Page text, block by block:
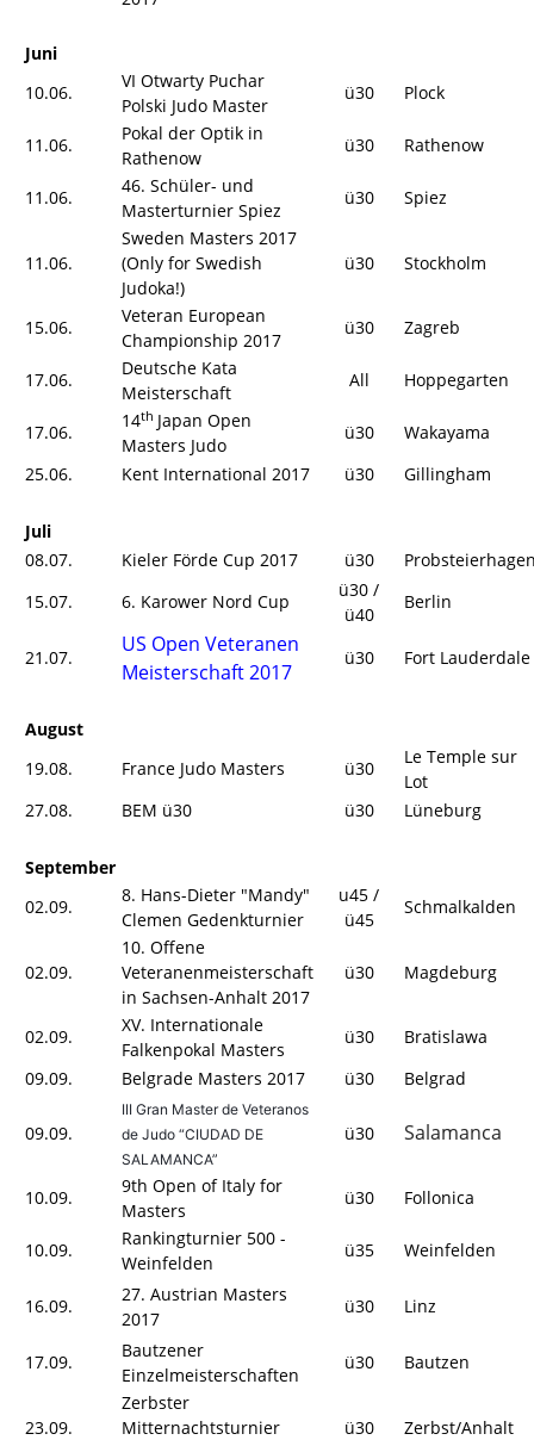
Juni
10.06.
VI Otwarty Puchar
Polski Judo Master
ü30 Plock
11.06.
Pokal der Optik in
Rathenow
ü30 Rathenow
11.06.
46. Schüler- und
Masterturnier Spiez
ü30 Spiez
11.06.
Sweden Masters 2017
(Only for Swedish
Judoka!)
ü30 Stockholm
15.06.
Veteran European
Championship 2017
ü30 Zagreb
17.06.
Deutsche Kata
Meisterschaft
All Hoppegarten
17.06.
14th Japan Open
Masters Judo
ü30
Wakayama
25.06.
Kent International 2017 ü30 Gillingham
Juli
08.07.
Kieler Förde Cup 2017 ü30
15.07.
6. Karower Nord Cup
ü30 /
ü40
Berlin
21.07.
US Open Veteranen
Meisterschaft 2017
ü30 Fort Lauderdale
August
19.08.
France Judo Masters ü30
Le Temple sur
Lot
27.08.
BEM ü30 ü30 Lüneburg
September
02.09.
8. Hans-Dieter "Mandy"
Clemen Gedenkturnier
u45 /
ü45
Schmalkalden
02.09.
10. Offene
Veteranenmeisterschaft
in Sachsen-Anhalt 2017
ü30 Magdeburg
02.09.
XV. Internationale
Falkenpokal Masters
ü30
Bratislawa
09.09.
Belgrade Masters 2017 ü30 Belgrad
09.09.
III Gran Master de Veteranos
de Judo “CIUDAD DE
SALAMANCA”
ü30 Salamanca
10.09.
9th Open of Italy for
Masters
ü30 Follonica
10.09.
Rankingturnier 500 -
Weinfelden
ü35 Weinfelden
16.09.
27. Austrian Masters
2017
ü30 Linz
17.09.
Bautzener
Einzelmeisterschaften
ü30 Bautzen
23.09.
Zerbster
Mitternachtsturnier
ü30 Zerbst/Anhalt